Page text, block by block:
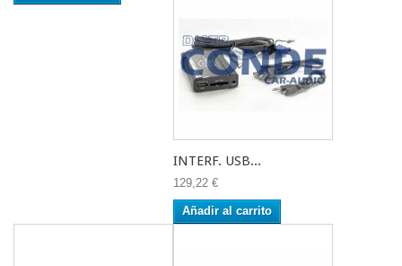
INTERF. USB...
129,22 €
Añadir al carrito